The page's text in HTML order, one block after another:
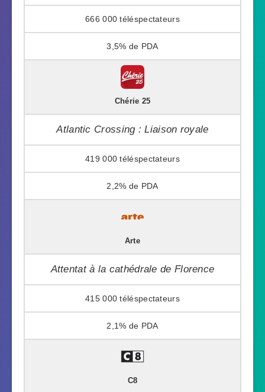
666 000
3,5%
Chérie 25
Atlantic Crossing : Liaison royale
419 000
2,2%
Arte
Attentat à la cathédrale de Florence
415 000
2,1%
C8